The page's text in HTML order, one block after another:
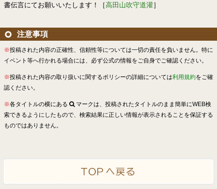
書伝言にてお願いいたします！［高田山吹守道灌］
注意事項
※投稿された内容の正確性、信頼性等については一切の責任を負いません。特に
イベント等へ行かれる場合には、必ず公式の情報をご自身でご確認ください。
※投稿された内容の取り扱いに関するポリシーの詳細については利用規約をご確
認ください。
※各タイトルの横にある
マークは、投稿されたタイトルのまま簡単にWEB検
索できるようにしたもので、検索結果に正しい情報が表示されることを保証する
ものではありません。